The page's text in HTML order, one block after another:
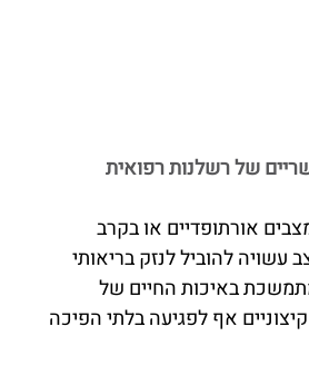
של רשלנות רפואית
אורתופדיים או בקרב
עשויה להוביל לנזק בריאותי
באיכות החיים של
אף לפגיעה בלתי הפיכה